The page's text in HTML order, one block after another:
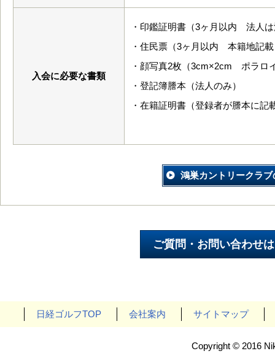
入会に必要な書類
・印鑑証明書（3ヶ月以内 法人
・住民票（3ヶ月以内 本籍地記
・顔写真2枚（3cm×2cm ポラロ
・登記簿謄本（法人のみ）
・在籍証明書（登録者が謄本に記
鴻巣カントリークラ
日経ゴルフTOP 会社案内 サイトマップ
Copyright © 2016